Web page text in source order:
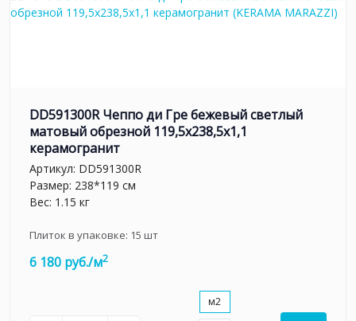
DD591300R Чеппо ди Гре бежевый светлый
матовый обрезной 119,5x238,5x1,1
керамогранит
Артикул: DD591300R
Размер: 238*119 см
Вес: 1.15 кг
Плиток в упаковке: 15 шт
6 180 руб./м2
м2